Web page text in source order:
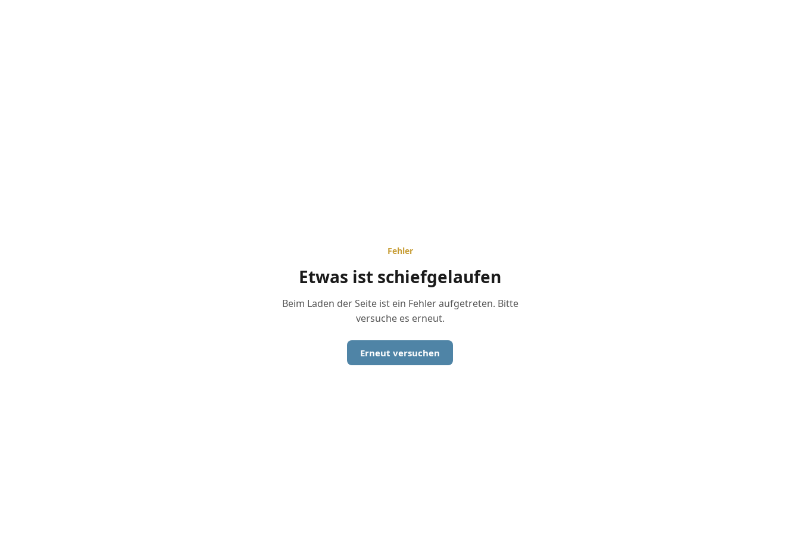
Fehler
Etwas ist schiefgelaufen
Beim Laden der Seite ist ein Fehler aufgetreten. Bitte
versuche es erneut.
Erneut versuchen